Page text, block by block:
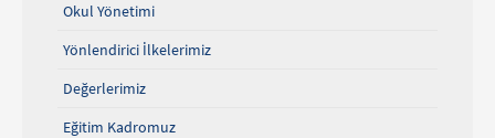
Okul Yönetimi
Yönlendirici İlkelerimiz
Değerlerimiz
Eğitim Kadromuz